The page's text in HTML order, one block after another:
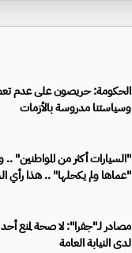
الحكومة: حريصون على عدم
وسياستنا مدروسة بالأزمات
"السيارات أكثر من المواطنين"
"عماها ولم يكحلها" .. هذا رأي
مصادر لـ"جفرا": لا صحة لمنع
لدى النيابة العامة